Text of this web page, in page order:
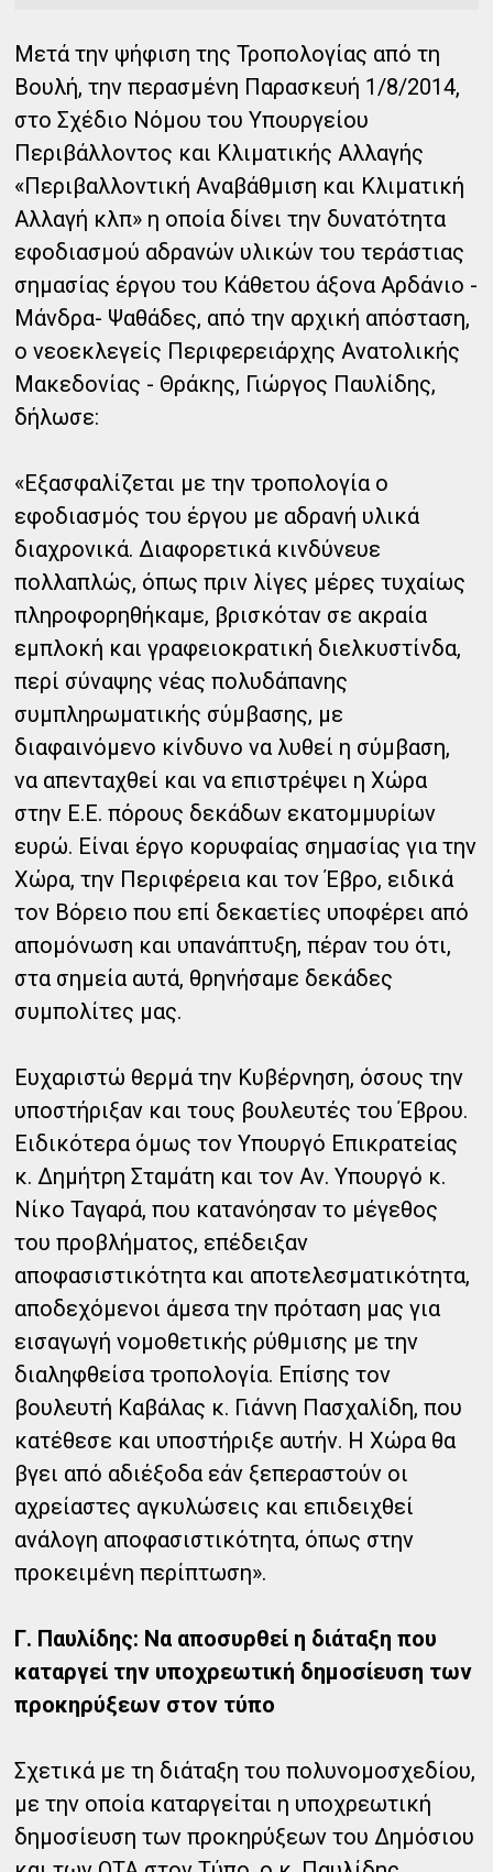
Μετά την ψήφιση της Τροπολογίας από τη
Βουλή, την περασμένη Παρασκευή 1/8/2014,
στο Σχέδιο Νόμου του Υπουργείου
Περιβάλλοντος και Κλιματικής Αλλαγής
«Περιβαλλοντική Αναβάθμιση και Κλιματική
Αλλαγή κλπ» η οποία δίνει την δυνατότητα
εφοδιασμού αδρανών υλικών του τεράστιας
σημασίας έργου του Κάθετου άξονα Αρδάνιο -
Μάνδρα- Ψαθάδες, από την αρχική απόσταση,
ο νεοεκλεγείς Περιφερειάρχης Ανατολικής
Μακεδονίας - Θράκης, Γιώργος Παυλίδης,
δήλωσε:
«Εξασφαλίζεται με την τροπολογία ο
εφοδιασμός του έργου με αδρανή υλικά
διαχρονικά. Διαφορετικά κινδύνευε
πολλαπλώς, όπως πριν λίγες μέρες τυχαίως
πληροφορηθήκαμε, βρισκόταν σε ακραία
εμπλοκή και γραφειοκρατική διελκυστίνδα,
περί σύναψης νέας πολυδάπανης
συμπληρωματικής σύμβασης, με
διαφαινόμενο κίνδυνο να λυθεί η σύμβαση,
να απενταχθεί και να επιστρέψει η Χώρα
στην Ε.Ε. πόρους δεκάδων εκατομμυρίων
ευρώ. Είναι έργο κορυφαίας σημασίας για την
Χώρα, την Περιφέρεια και τον Έβρο, ειδικά
τον Βόρειο που επί δεκαετίες υποφέρει από
απομόνωση και υπανάπτυξη, πέραν του ότι,
στα σημεία αυτά, θρηνήσαμε δεκάδες
συμπολίτες μας.
Ευχαριστώ θερμά την Κυβέρνηση, όσους την
υποστήριξαν και τους βουλευτές του Έβρου.
Ειδικότερα όμως τον Υπουργό Επικρατείας
κ. Δημήτρη Σταμάτη και τον Αν. Υπουργό κ.
Νίκο Ταγαρά, που κατανόησαν το μέγεθος
του προβλήματος, επέδειξαν
αποφασιστικότητα και αποτελεσματικότητα,
αποδεχόμενοι άμεσα την πρόταση μας για
εισαγωγή νομοθετικής ρύθμισης με την
διαληφθείσα τροπολογία. Επίσης τον
βουλευτή Καβάλας κ. Γιάννη Πασχαλίδη, που
κατέθεσε και υποστήριξε αυτήν. Η Χώρα θα
βγει από αδιέξοδα εάν ξεπεραστούν οι
αχρείαστες αγκυλώσεις και επιδειχθεί
ανάλογη αποφασιστικότητα, όπως στην
προκειμένη περίπτωση».
Γ. Παυλίδης: Να αποσυρθεί η διάταξη που
καταργεί την υποχρεωτική δημοσίευση των
προκηρύξεων στον τύπο
Σχετικά με τη διάταξη του πολυνομοσχεδίου,
με την οποία καταργείται η υποχρεωτική
δημοσίευση των προκηρύξεων του Δημόσιου